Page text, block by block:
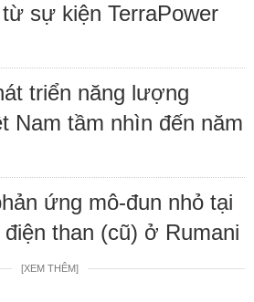
sự kiện TerraPower
triển năng lượng
Nam tầm nhìn đến năm
ứng mô-đun nhỏ tại
than (cũ) ở Rumani
[XEM THÊM]